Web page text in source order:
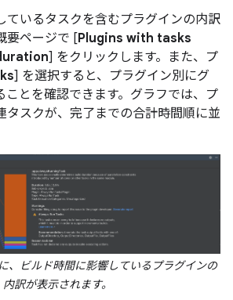
ているタスクを含むプラグインの内訳
要ページで [Plugins with tasks
] をクリックします。また、プ
] を選択すると、プラグイン別にグ
ことを確認できます。グラフでは、プ
タスクが、完了までの合計時間順に並
、ビルド時間に影響しているプラグインの
内訳が表示されます。